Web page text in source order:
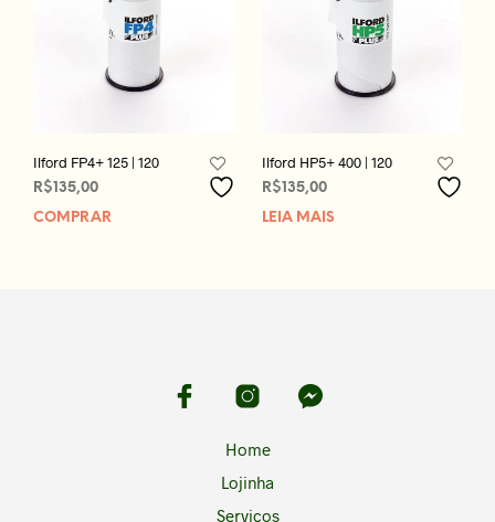
Ilford FP4+ 125 | 120
R$ 135,00
COMPRAR
Ilford HP5+ 400 | 120
R$ 135,00
LEIA MAIS
Home
Lojinha
Serviços